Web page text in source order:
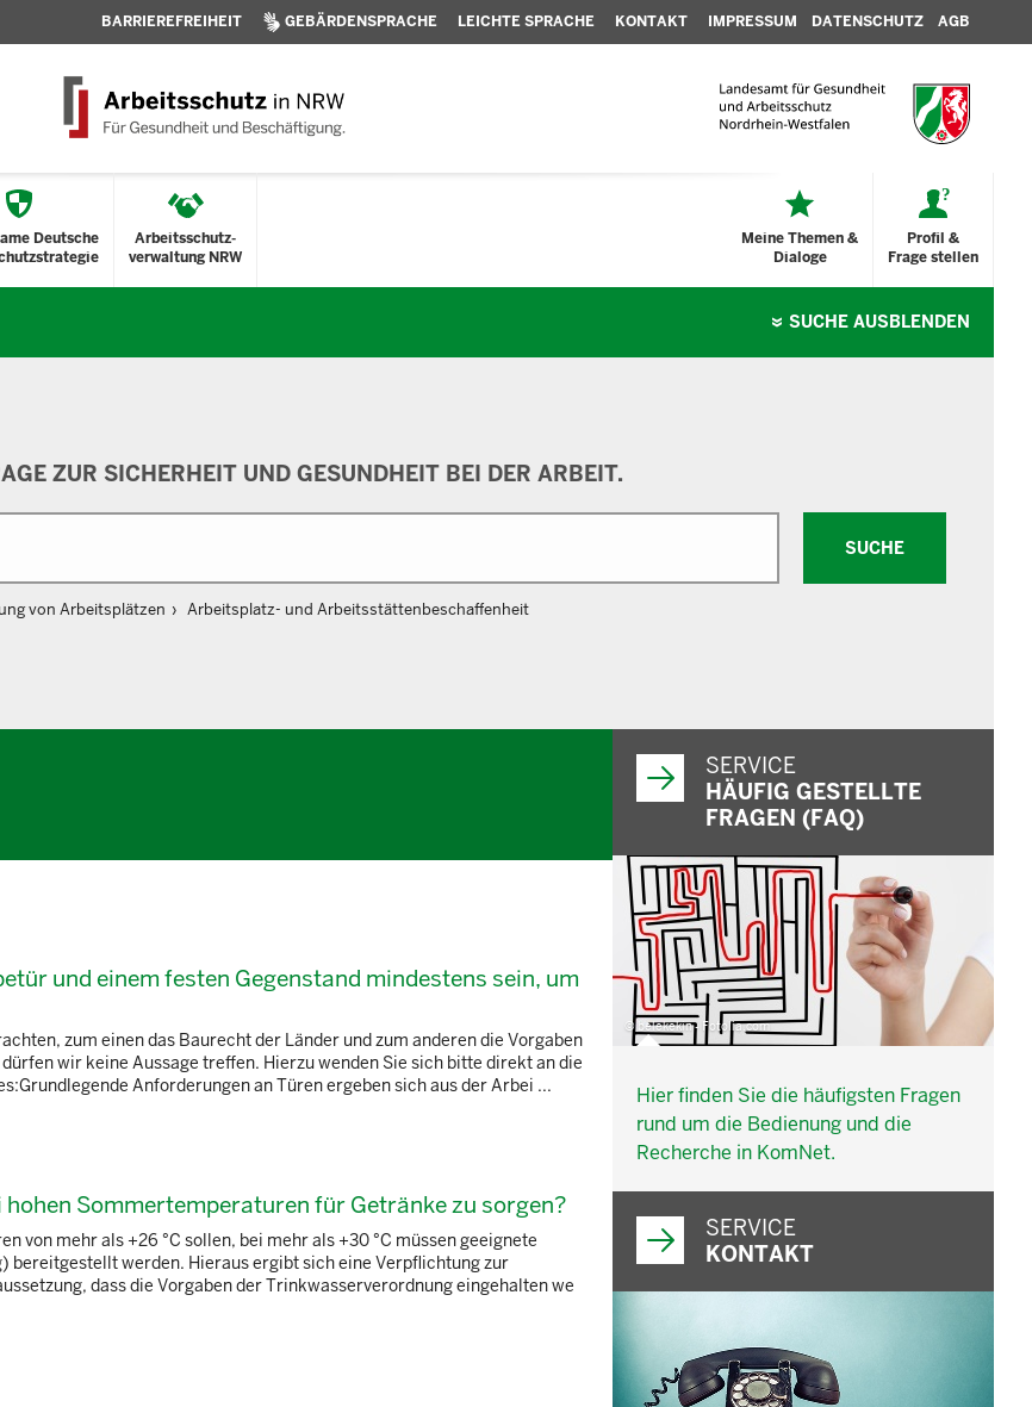
BARRIEREFREIHEIT GEBÄRDENSPRACHE LEICHTE SPRACHE KONTAKT IMPRESSUM DATENSCHUTZ AGB
Deutsche
Arbeitsschutz-
verwaltung NRW
Profil &
Frage stellen
Meine Themen &
Dialoge
SUCHE AUSBLENDEN
ZUR SICHERHEIT UND GESUNDHEIT BEI DER ARBEIT.
SUCHE
von Arbeitsplätzen Arbeitsplatz- und Arbeitsstättenbeschaffenheit
und einem festen Gegenstand mindestens sein, um
zum einen das Baurecht der Länder und zum anderen die Vorgaben
wir keine Aussage treffen. Hierzu wenden Sie sich bitte direkt an die
Anforderungen an Türen ergeben sich aus der Arbei ...
Sommertemperaturen für Getränke zu sorgen?
von mehr als +26 °C sollen, bei mehr als +30 °C müssen geeignete
werden. Hieraus ergibt sich eine Verpflichtung zur
dass die Vorgaben der Trinkwasserverordnung eingehalten we
SERVICE
HÄUFIG GESTELLTE
FRAGEN (FAQ)
© belekekin - Fotolia.com
Hier finden Sie die häufigsten Fragen
rund um die Bedienung und die
Recherche in KomNet.
SERVICE
KONTAKT